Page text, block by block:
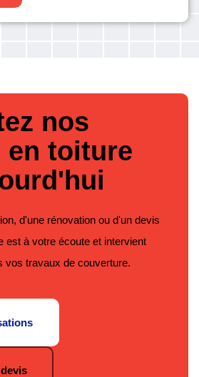
nos
en toiture
d'une rénovation ou d'un devis
est à votre écoute et intervient
vos travaux de couverture.